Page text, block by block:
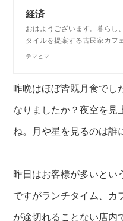
経済
おはようございます。暮らし
タイルを提案する古民家カフ
テマヒマ
昨晩はほぼ皆既月食でし
なりましたか？夜空を見
ね。月や星を見るのは誰
昨日はお客様が多いとい
ですがランチタイム、カ
が途切れることない店内